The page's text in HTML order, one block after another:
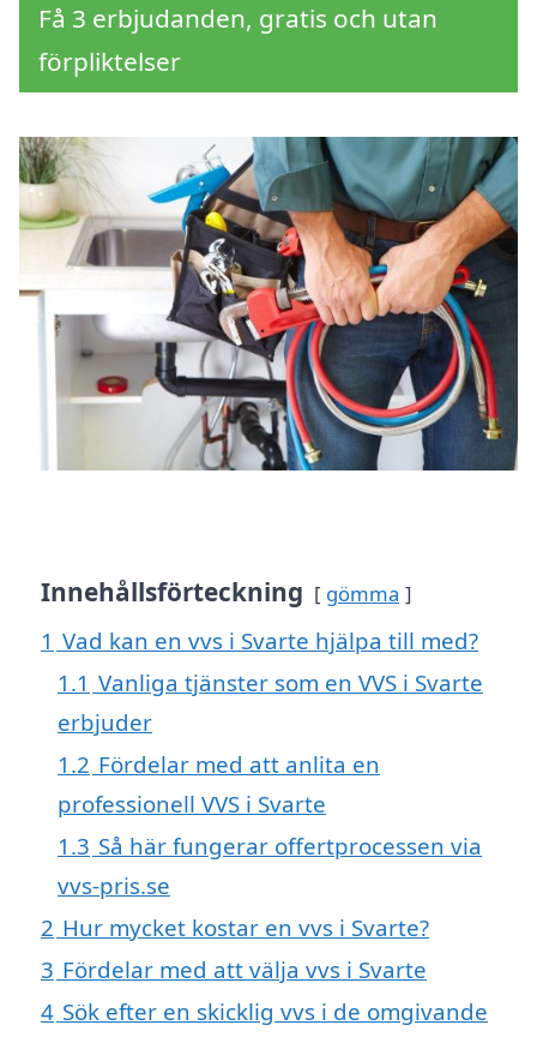
Få 3 erbjudanden, gratis och utan
förpliktelser
Innehållsförteckning gömma
1 Vad kan en vvs i Svarte hjälpa till med?
1.1 Vanliga tjänster som en VVS i Svarte
erbjuder
1.2 Fördelar med att anlita en
professionell VVS i Svarte
1.3 Så här fungerar offertprocessen via
vvs-pris.se
2 Hur mycket kostar en vvs i Svarte?
3 Fördelar med att välja vvs i Svarte
4 Sök efter en skicklig vvs i de omgivande